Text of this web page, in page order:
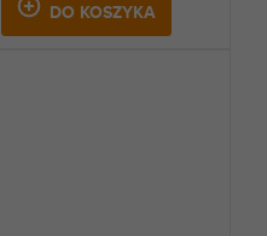
DO KOSZYKA